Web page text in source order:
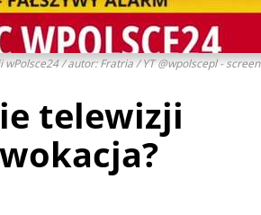
/ autor: Fratria / YT @wpolscepl - screen
telewizji